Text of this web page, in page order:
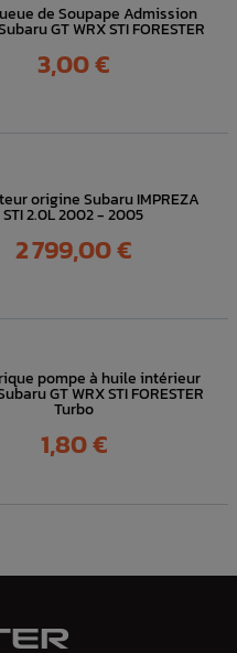
de Soupape Admission
GT WRX STI FORESTER
Prix
3,00 €
origine Subaru IMPREZA
STI 2.0L 2002 - 2005
Prix
2 799,00 €
pompe à huile intérieur
GT WRX STI FORESTER
Turbo
Prix
1,80 €